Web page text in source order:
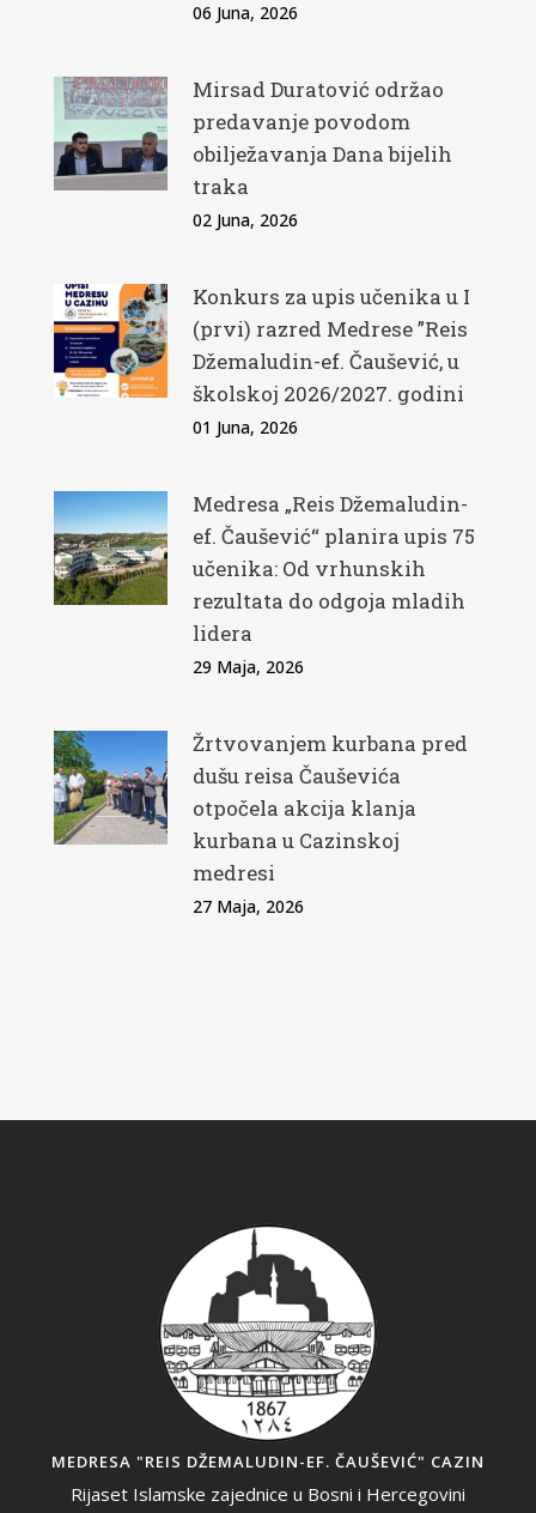
06 Juna, 2026
Mirsad Duratović održao
predavanje povodom
obilježavanja Dana bijelih
traka
02 Juna, 2026
Konkurs za upis učenika u I
(prvi) razred Medrese ”Reis
Džemaludin-ef. Čaušević, u
školskoj 2026/2027. godini
01 Juna, 2026
Medresa „Reis Džemaludin-
ef. Čaušević“ planira upis 75
učenika: Od vrhunskih
rezultata do odgoja mladih
lidera
29 Maja, 2026
Žrtvovanjem kurbana pred
dušu reisa Čauševića
otpočela akcija klanja
kurbana u Cazinskoj
medresi
27 Maja, 2026
MEDRESA "REIS DŽEMALUDIN-EF. ČAUŠEVIĆ" CAZIN
Rijaset Islamske zajednice u Bosni i Hercegovini